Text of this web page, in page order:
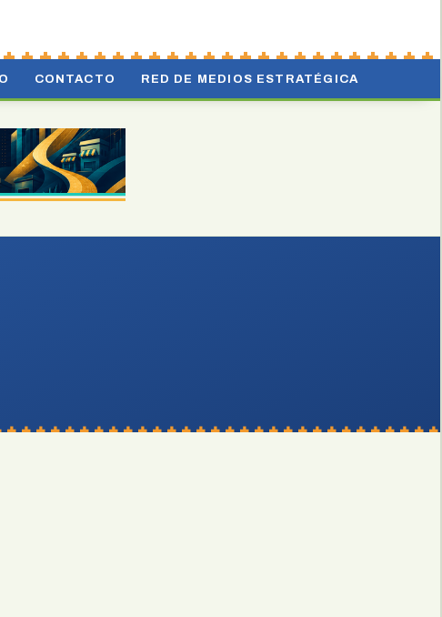
CONTACTO RED DE MEDIOS ESTRATÉGICA